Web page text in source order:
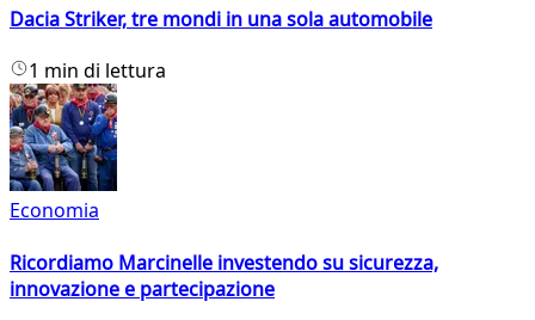
Dacia Striker, tre mondi in una sola automobile
1 min di lettura
Economia
Ricordiamo Marcinelle investendo su sicurezza,
innovazione e partecipazione